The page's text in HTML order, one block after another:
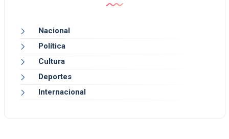
Nacional
Política
Cultura
Deportes
Internacional